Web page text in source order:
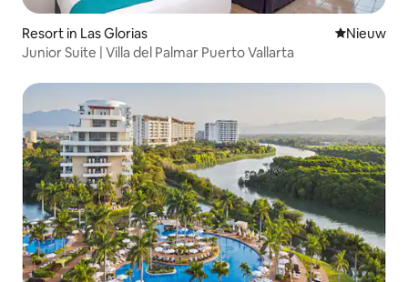
Resort in Las Glorias Nieuwe
Nieuw
Junior Suite | Villa del Palmar Puerto Vallarta